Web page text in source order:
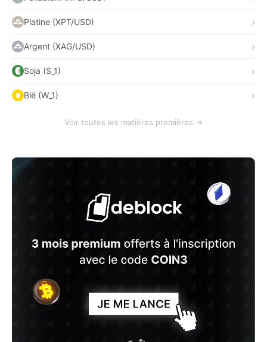
Platine (XPT/USD)
Argent (XAG/USD)
Soja (S_1)
Blé (W_1)
Voir toutes les matières premières →